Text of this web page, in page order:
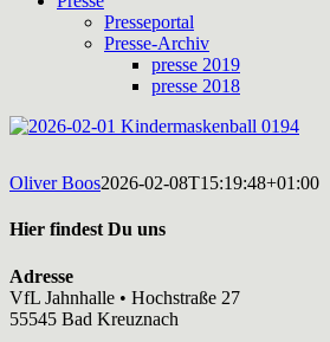
Presseportal
Presse-Archiv
presse 2019
presse 2018
Oliver Boos2026-02-08T15:19:48+01:00
Hier findest Du uns
Adresse
VfL Jahnhalle • Hochstraße 27
55545 Bad Kreuznach